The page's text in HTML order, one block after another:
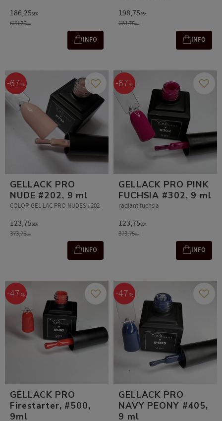
186,25SEK
623,75SEK
INFO
198,75SEK
623,75SEK
INFO
GELLACK PRO
NUDE #202, 9 ml
COLOR GEL LAC PRO NUDES #202
123,75SEK
373,75SEK
67 % Add to favorites
INFO
GELLACK PRO PINK
FUCHSIA #302, 9 ml
radiant fuchsia
123,75SEK
373,75SEK
67 % Add
INFO
GELLACK PRO
Firestarter, #500,
9ml
47 % Add to favorites
GELLACK PRO
NAVY PEONY #405,
9 ml
47 % Add